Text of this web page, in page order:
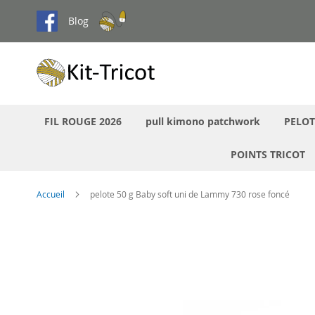
Aller
au
contenu
Blog
FIL ROUGE 2026 pull kimono patchwork
POINTS TRICOT
Accueil pelote 50 g Baby soft uni de Lammy 730 rose foncé